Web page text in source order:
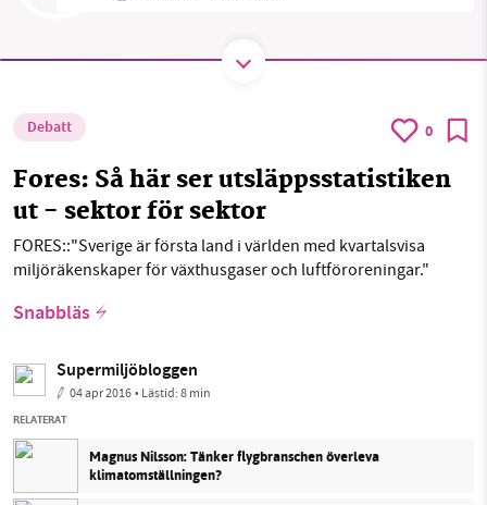
Debatt 0
Fores: Så här ser utsläppsstatistiken
ut - sektor för sektor
FORES::"Sverige är första land i världen med kvartalsvisa
miljöräkenskaper för växthusgaser och luftföroreningar."
Snabbläs
Supermiljöbloggen
04 apr 2016• Lästid:8 min
RELATERAT
Magnus Nilsson: Tänker flygbranschen överleva
klimatomställningen?
starten 2010 har vår ideella redaktion drivit
nyhetsbevakning och granskningar. Nu vill vi
utveckla vårt arbete – och vi hoppas att du
vill hjälpa oss.
Stötta vårt arbete genom att swisha en slant till
1231368703